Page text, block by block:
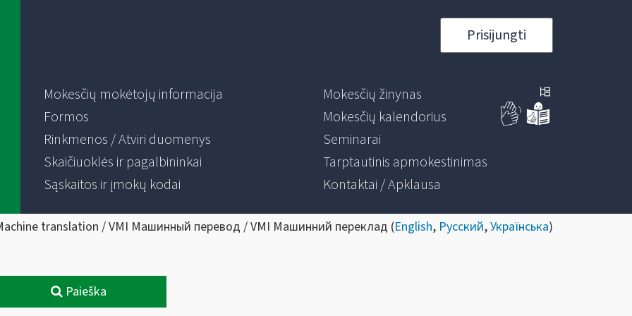
Prisijungti
Mokesčių mokėtojų informacija
Formos
Rinkmenos / Atviri duomenys
Skaičiuoklės ir pagalbininkai
Sąskaitos ir įmokų kodai
Mokesčių žinynas
Mokesčių kalendorius
Seminarai
Tarptautinis apmokestinimas
Kontaktai / Apklausa
translation / VMI Машинный перевод / VMI Машинний переклад (English, Русский,Українська)
Paieška